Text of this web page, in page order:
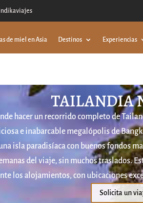
de miel en Asia Destinos Experiencias
TAILANDIA
hacer un recorrido completo de
e inabarcable megalópolis de
isla paradisíaca con buenos fondos
del viaje, sin muchos traslados.
los alojamientos, con ubicaciones
Solicita un